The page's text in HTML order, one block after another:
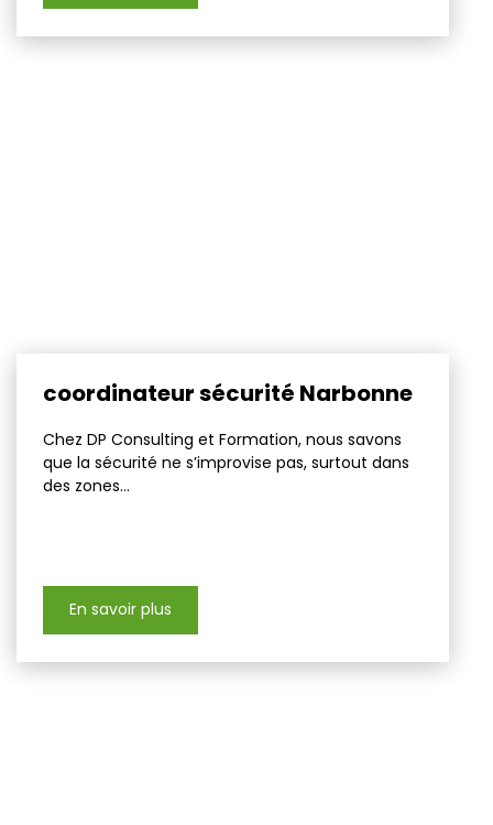
coordinateur sécurité Narbonne
Chez DP Consulting et Formation, nous savons
que la sécurité ne s’improvise pas, surtout dans
des zones...
En savoir plus